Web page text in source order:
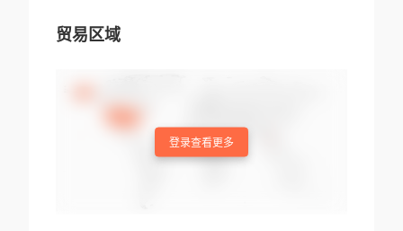
贸易区域
登录查看更多